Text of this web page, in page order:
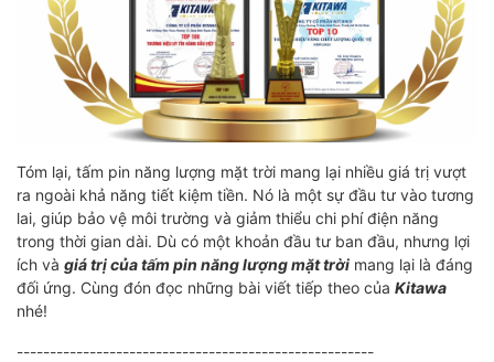
Tóm lại, tấm pin năng lượng mặt trời mang lại nhiều giá trị vượt
ra ngoài khả năng tiết kiệm tiền. Nó là một sự đầu tư vào tương
lai, giúp bảo vệ môi trường và giảm thiểu chi phí điện năng
trong thời gian dài. Dù có một khoản đầu tư ban đầu, nhưng lợi
ích và giá trị của tấm pin năng lượng mặt trời mang lại là đáng
đối ứng. Cùng đón đọc những bài viết tiếp theo của Kitawa
nhé!
------------------------------------------------------